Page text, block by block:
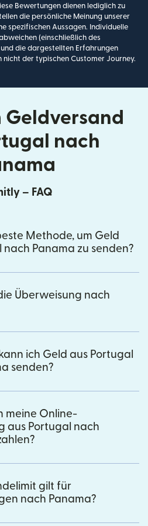
Bewertungen dienen lediglich zu
die persönliche Meinung unserer
spezifischen Aussagen. Individuelle
(einschließlich des
die dargestellten Erfahrungen
nicht der typischen Customer Journey.
Geldversand
nach
– FAQ
Methode, um Geld
nach Panama zu senden?
Überweisung nach
ich Geld aus Portugal
senden?
meine Online-
aus Portugal nach
gilt für
nach Panama?